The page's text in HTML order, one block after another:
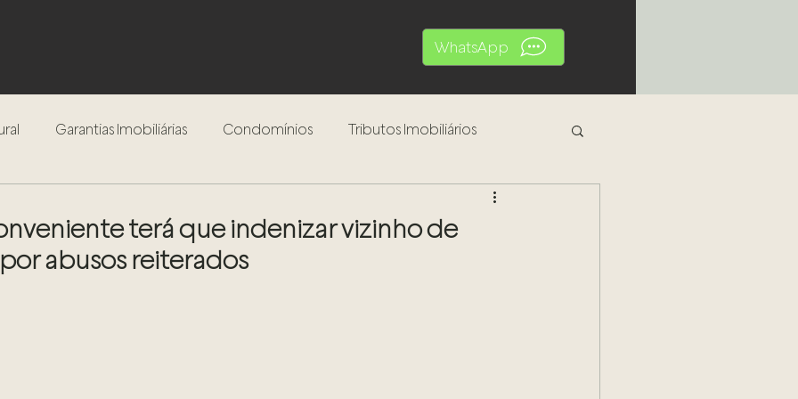
WhatsApp
Garantias Imobiliárias Condomínios Tributos Imobiliários
e Venda de Imóveis Locação de Imóveis
terá que indenizar vizinho de
abusos reiterados